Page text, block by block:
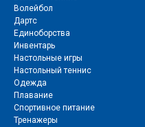
Волейбол
Дартс
Единоборства
Инвентарь
Настольные игры
Настольный теннис
Одежда
Плавание
Спортивное питание
Тренажеры